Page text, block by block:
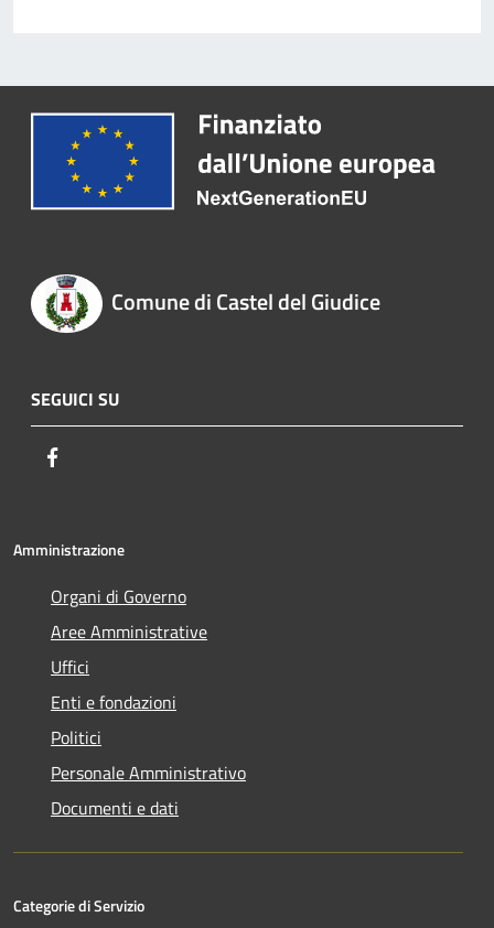
Comune di Castel del Giudice
SEGUICI SU
Amministrazione
Organi di Governo
Aree Amministrative
Uffici
Enti e fondazioni
Politici
Personale Amministrativo
Documenti e dati
Categorie di Servizio